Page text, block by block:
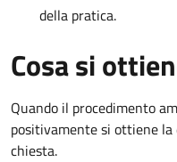
della pratica.
Cosa si
Quando il procedimento
positivamente si ottiene
chiesta.